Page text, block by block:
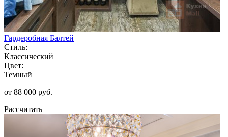
Гардеробная Балтей
Стиль:
Классический
Цвет:
Темный
от 88 000 руб.
Рассчитать